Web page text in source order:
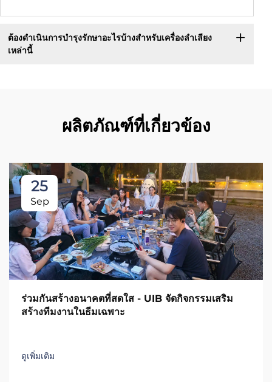
ต้องดำเนินการบำรุงรักษาอะไรบ้างสำหรับเครื่องลำเลียง
เหล่านี้
ผลิตภัณฑ์ที่เกี่ยวข้อง
25
Sep
ร่วมกันสร้างอนาคตที่สดใส - UIB จัดกิจกรรมเสริม
สร้างทีมงานในธีมเฉพาะ
ดูเพิ่มเติม